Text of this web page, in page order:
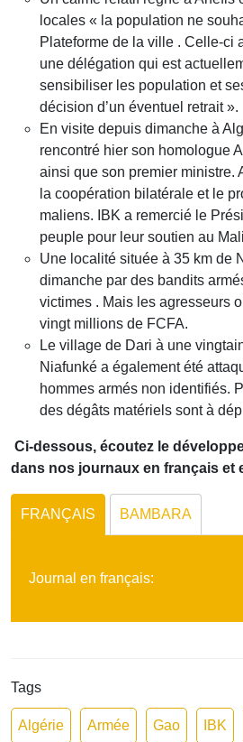
locales « la population ne
Plateforme de la ville . Celle-ci
une délégation qui est
sensibiliser les population et
décision d’un éventuel retrait ».
En visite depuis dimanche à
rencontré hier son homologue
ainsi que son premier ministre.
la coopération bilatérale et le
maliens. IBK a remercié le
peuple pour leur soutien au
Une localité située à 35 km de
dimanche par des bandits
victimes . Mais les agresseurs
vingt millions de FCFA.
Le village de Dari à une
Niafunké a également été
hommes armés non identifiés.
des dégâts matériels sont à
Ci-dessous, écoutez le
dans nos journaux en français et
FRANÇAIS BAMBARA
Journal en français:
Tags
Algérie Armée Gao IBK